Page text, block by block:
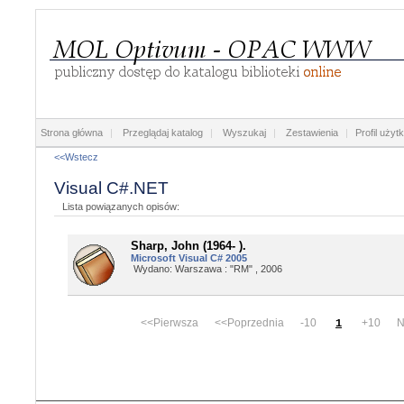
Strona główna | Przeglądaj katalog | Wyszukaj | Zestawienia | Profil
<<Wstecz
Visual C#.NET
Lista powiązanych opisów:
Sharp, John (1964- ).
Microsoft Visual C# 2005
Wydano: Warszawa : "RM" , 2006
<<Pierwsza <<Poprzednia -10 1 +10